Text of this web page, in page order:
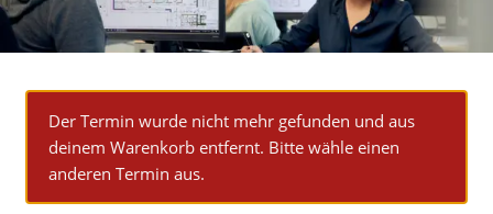
Der Termin wurde nicht mehr gefunden und aus
deinem Warenkorb entfernt. Bitte wähle einen
anderen Termin aus.